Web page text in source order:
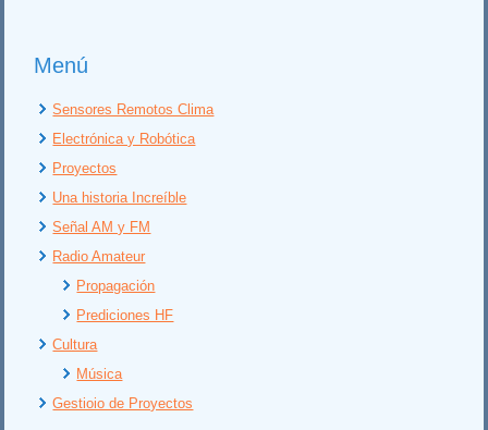
Menú
Sensores Remotos Clima
Electrónica y Robótica
Proyectos
Una historia Increíble
Señal AM y FM
Radio Amateur
Propagación
Prediciones HF
Cultura
Música
Gestioio de Proyectos